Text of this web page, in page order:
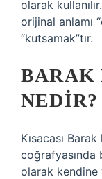
olarak
orijinal anlamı
“kutsamak”tır.
BARAK
NEDIR?
Kısacası
coğrafyasında
olarak kendine